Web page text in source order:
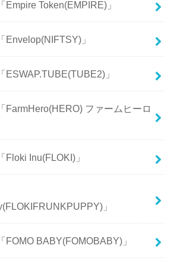
Token(EMPIRE)」
Envelop(NIFTSY)」
ESWAP.TUBE(TUBE2)」
FarmHero(HERO) ファームヒーロ
Inu(FLOKI)」
」
FOMO BABY(FOMOBABY)」